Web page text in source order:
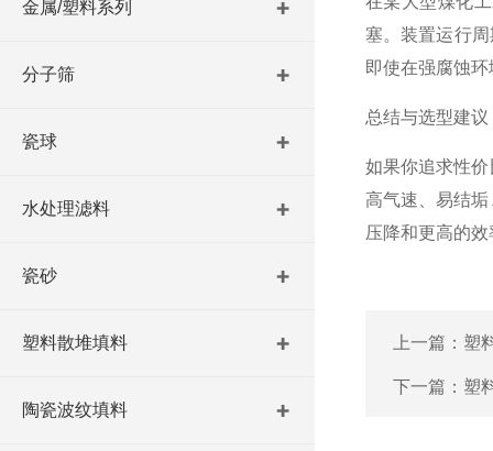
金属/塑料系列
分子筛
瓷球
水处理滤料
瓷砂
塑料散堆填料
陶瓷波纹填料
塞。装置运行
即使在强腐蚀
总结与选型建议
如果你追求性
高气速、易结
压降和更高的
上一篇： 塑
下一篇： 塑